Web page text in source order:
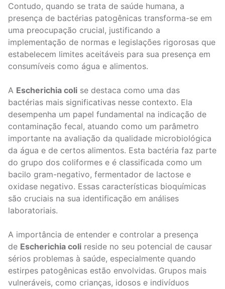
Contudo, quando se trata de saúde humana, a
presença de bactérias patogênicas transforma-se em
uma preocupação crucial, justificando a
implementação de normas e legislações rigorosas que
estabelecem limites aceitáveis para sua presença em
consumíveis como água e alimentos.
A Escherichia coli se destaca como uma das
bactérias mais significativas nesse contexto. Ela
desempenha um papel fundamental na indicação de
contaminação fecal, atuando como um parâmetro
importante na avaliação da qualidade microbiológica
da água e de certos alimentos. Esta bactéria faz parte
do grupo dos coliformes e é classificada como um
bacilo gram-negativo, fermentador de lactose e
oxidase negativo. Essas características bioquímicas
são cruciais na sua identificação em análises
laboratoriais.
A importância de entender e controlar a presença
de Escherichia coli reside no seu potencial de causar
sérios problemas à saúde, especialmente quando
estirpes patogênicas estão envolvidas. Grupos mais
vulneráveis, como crianças, idosos e indivíduos